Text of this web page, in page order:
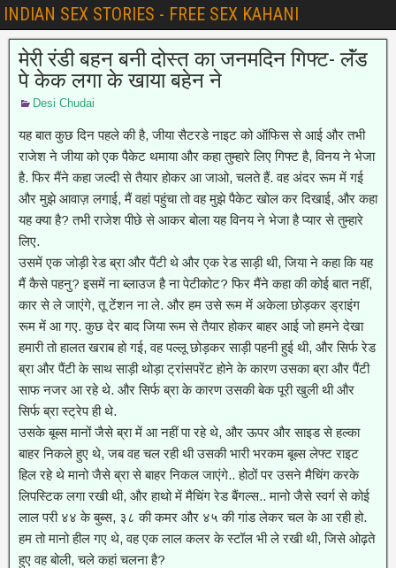
INDIAN SEX STORIES - FREE SEX KAHANI
मेरी रंडी बहन बनी दोस्त का जनमदिन गिफ्ट- लॅंड
पे केक लगा के खाया बहेन ने
Desi Chudai
यह बात कुछ दिन पहले की है, जीया सैटरडे नाइट को ऑफिस से आई और तभी
राजेश ने जीया को एक पैकेट थमाया और कहा तुम्हारे लिए गिफ्ट है, विनय ने भेजा
है. फिर मैंने कहा जल्दी से तैयार होकर आ जाओ, चलते हैं. वह अंदर रूम में गई
और मुझे आवाज़ लगाई, मैं वहां पहुंचा तो वह मुझे पैकेट खोल कर दिखाई, और कहा
यह क्या है? तभी राजेश पीछे से आकर बोला यह विनय ने भेजा है प्यार से तुम्हारे
लिए.
उसमें एक जोड़ी रेड ब्रा और पैंटी थे और एक रेड साड़ी थी, जिया ने कहा कि यह
मैं कैसे पहनु? इसमें ना ब्लाउज है ना पेटीकोट? फिर मैंने कहा की कोई बात नहीं,
कार से ले जाएंगे, तू टेंशन ना ले. और हम उसे रूम में अकेला छोड़कर ड्राइंग
रूम में आ गए. कुछ देर बाद जिया रूम से तैयार होकर बाहर आई जो हमने देखा
हमारी तो हालत खराब हो गई, वह पल्लू छोड़कर साड़ी पहनी हुई थी, और सिर्फ रेड
ब्रा और पैंटी के साथ साड़ी थोड़ा ट्रांसपरेंट होने के कारण उसका ब्रा और पैंटी
साफ नजर आ रहे थे. और सिर्फ ब्रा के कारण उसकी बेक पूरी खुली थी और
सिर्फ ब्रा स्ट्रेप ही थे.
उसके बूब्स मानों जैसे ब्रा में आ नहीं पा रहे थे, और ऊपर और साइड से हल्का
बाहर निकले हुए थे, जब वह चल रही थी उसकी भारी भरकम बूब्स लेफ्ट राइट
हिल रहे थे मानो जैसे ब्रा से बाहर निकल जाएंगे.. होठों पर उसने मैचिंग करके
लिपस्टिक लगा रखी थी, और हाथो में मैचिंग रेड बैंगल्स.. मानो जैसे स्वर्ग से कोई
लाल परी ४४ के बुब्स, ३८ की कमर और ४५ की गांड लेकर चल के आ रही हो.
हम तो मानो हील गए थे, वह एक लाल कलर के स्टॉल भी ले रखी थी, जिसे ओढ़ते
हुए वह बोली, चले कहां चलना है?